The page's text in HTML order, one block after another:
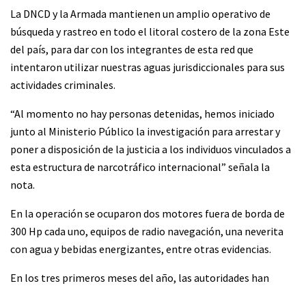
La DNCD y la Armada mantienen un amplio operativo de
búsqueda y rastreo en todo el litoral costero de la zona Este
del país, para dar con los integrantes de esta red que
intentaron utilizar nuestras aguas jurisdiccionales para sus
actividades criminales.
“Al momento no hay personas detenidas, hemos iniciado
junto al Ministerio Público la investigación para arrestar y
poner a disposición de la justicia a los individuos vinculados a
esta estructura de narcotráfico internacional” señala la
nota.
En la operación se ocuparon dos motores fuera de borda de
300 Hp cada uno, equipos de radio navegación, una neverita
con agua y bebidas energizantes, entre otras evidencias.
En los tres primeros meses del año, las autoridades han